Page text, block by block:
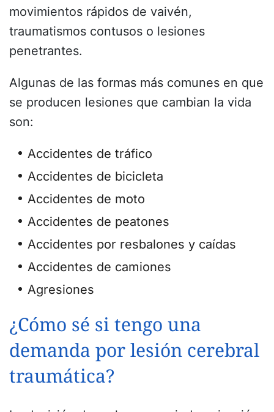
movimientos rápidos de vaivén,
traumatismos contusos o lesiones
penetrantes.
Algunas de las formas más comunes en que
se producen lesiones que cambian la vida
son:
Accidentes de tráfico
Accidentes de bicicleta
Accidentes de moto
Accidentes de peatones
Accidentes por resbalones y caídas
Accidentes de camiones
Agresiones
¿Cómo sé si tengo una
demanda por lesión cerebral
traumática?